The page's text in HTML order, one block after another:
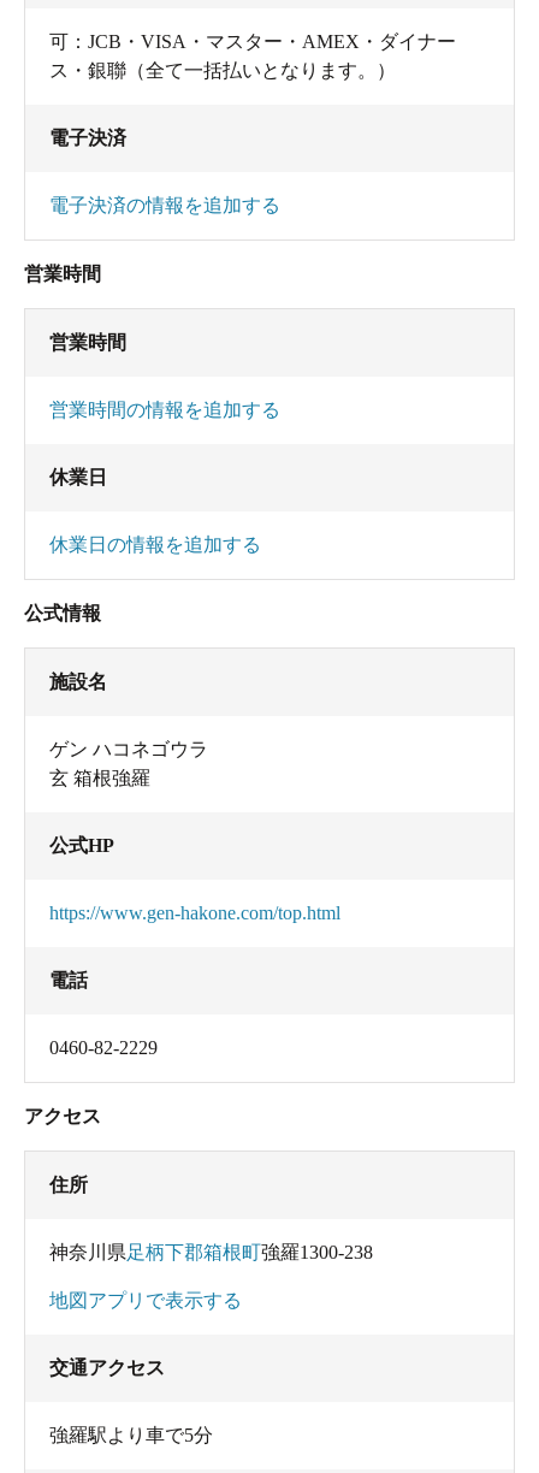
可：JCB・VISA・マスター・AMEX・ダイナー
ス・銀聯（全て一括払いとなります。）
電子決済
電子決済の情報を追加する
営業時間
営業時間
営業時間の情報を追加する
休業日
休業日の情報を追加する
公式情報
施設名
ゲン ハコネゴウラ
玄 箱根強羅
公式HP
https://www.gen-hakone.com/top.html
電話
0460-82-2229
アクセス
住所
神奈川県足柄下郡箱根町強羅1300-238
地図アプリで表示する
交通アクセス
強羅駅より車で5分